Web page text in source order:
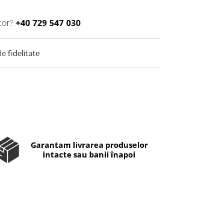
+40 729 547 030
fidelitate
Garantam livrarea produselor
intacte sau banii înapoi